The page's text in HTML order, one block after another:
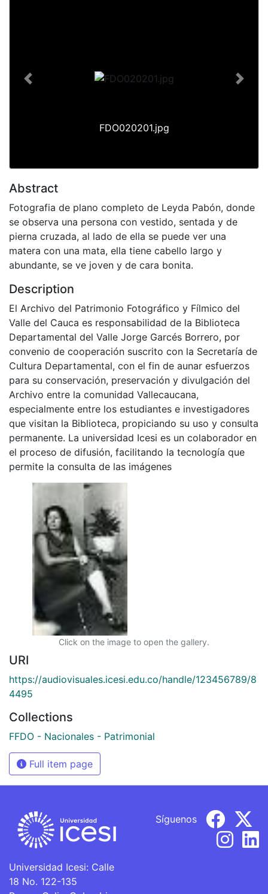
FDO020201.jpg
Previous Next
Abstract
Fotografia de plano completo de Leyda Pabón, donde
se observa una persona con vestido, sentada y de
pierna cruzada, al lado de ella se puede ver una
matera con una mata, ella tiene cabello largo y
abundante, se ve joven y de cara bonita.
Description
El Archivo del Patrimonio Fotográfico y Fílmico del
Valle del Cauca es responsabilidad de la Biblioteca
Departamental del Valle Jorge Garcés Borrero, por
convenio de cooperación suscrito con la Secretaría de
Cultura Departamental, con el fin de aunar esfuerzos
para su conservación, preservación y divulgación del
Archivo entre la comunidad Vallecaucana,
especialmente entre los estudiantes e investigadores
que visitan la Biblioteca, propiciando su uso y consulta
permanente. La universidad Icesi es un colaborador en
el proceso de difusión, facilitando la tecnología que
permite la consulta de las imágenes
Click on the image to open the gallery.
URI
https://audiovisuales.icesi.edu.co/handle/123456789/8
4495
Collections
FFDO - Nacionales - Patrimonial
Full item page
Universidad Icesi: Calle
18 No. 122-135
Síguenos